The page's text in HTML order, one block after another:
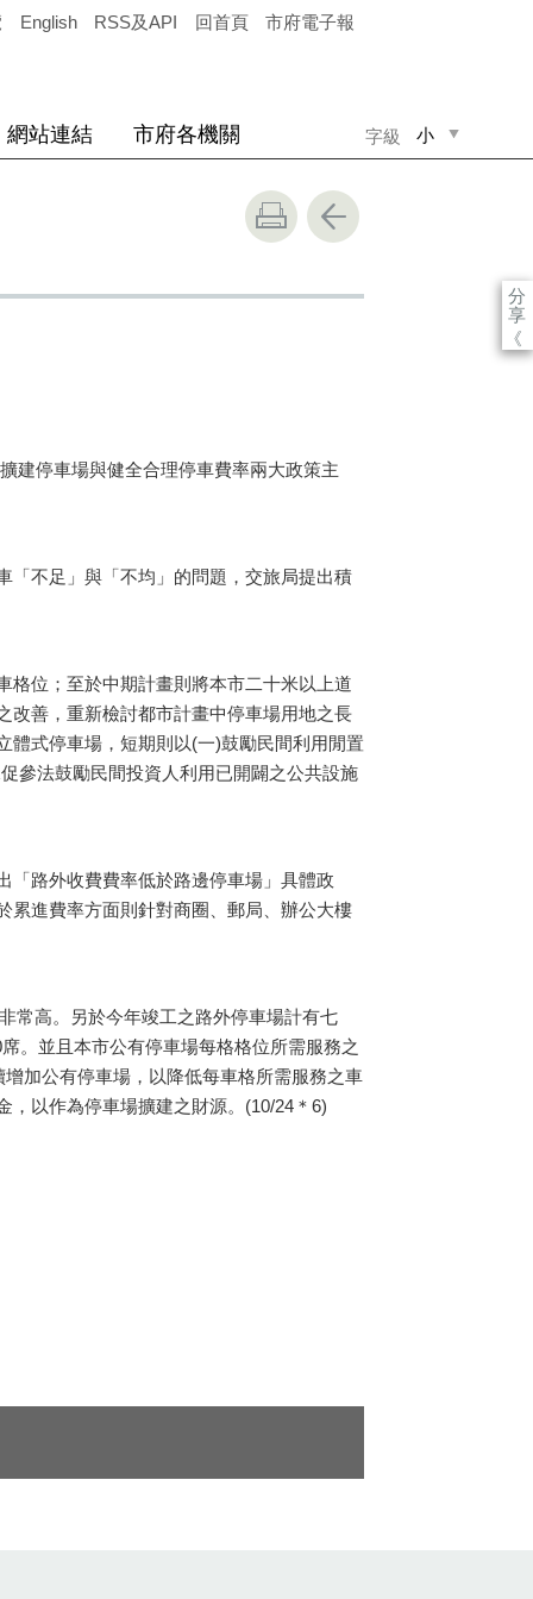
English RSS及API 回首頁 市府電子報
字級 小
網站連結 市府各機關
分
享
《
停車場與健全合理停車費率兩大政策主
不足」與「不均」的問題，交旅局提出積
位；至於中期計畫則將本市二十米以上道
改善，重新檢討都市計畫中停車場用地之長
體式停車場，短期則以(一)鼓勵民間利用閒置
參法鼓勵民間投資人利用已開闢之公共設施
路外收費費率低於路邊停車場」具體政
累進費率方面則針對商圈、郵局、辦公大樓
高。另於今年竣工之路外停車場計有七
。並且本市公有停車場每格格位所需服務之
加公有停車場，以降低每車格所需服務之車
以作為停車場擴建之財源。(10/24＊6)